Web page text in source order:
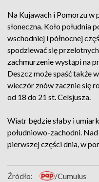
Na Kujawach i Pomorzu w
słoneczna. Koło południa
wschodniej i północnej
spodziewać się
zachmurzenie wystąpi na
Deszcz może spaść także
wieczór znów zacznie się
od 18 do 21 st. Celsjusza.
Wiatr będzie słaby i
południowo-zachodni.
pierwszej części dnia, w
Źródło: /Cumulus